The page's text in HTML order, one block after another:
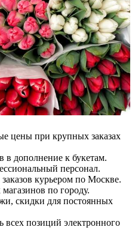
цены при крупных заказах
дополнение к букетам.
персонал.
курьером по Москве.
по городу.
скидки для постоянных
всех позиций электронного